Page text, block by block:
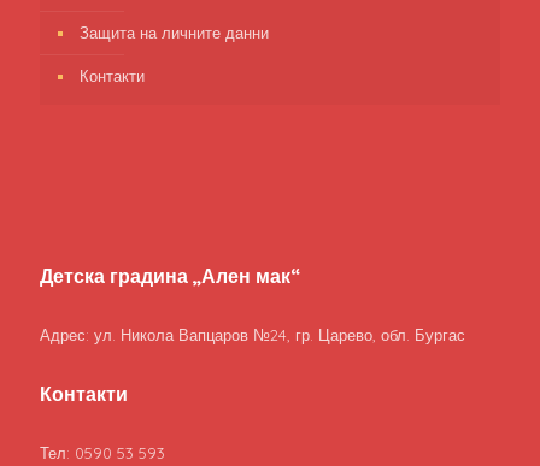
Защита на личните данни
Контакти
Детска градина „Ален мак“
Адрес: ул. Никола Вапцаров №24, гр. Царево, обл. Бургас
Контакти
Тел: 0590 53 593